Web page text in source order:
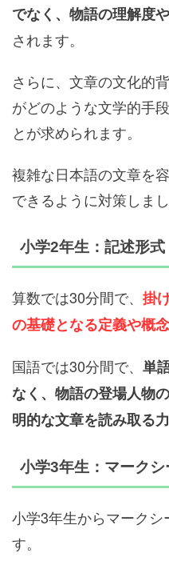
でなく、物語の理解度
されます。
さらに、文章の文化的
がどのような文学的手
とが求められます。
複雑な日本語の文章を
できるように対策しまし
小学2年生：記述形式
算数では30分間で、 掛
の基礎となる定義や概念
国語では30分間で、 単
なく、物語の登場人物
明的な文章を読み取る力
小学3年生：マークシ
小学3年生からマーク
す。